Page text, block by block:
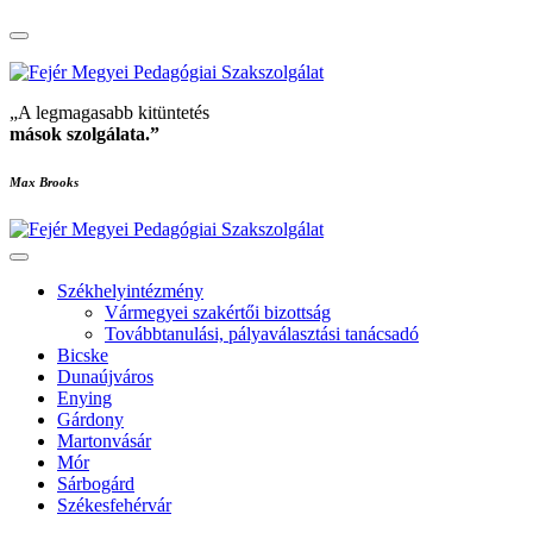
„A legmagasabb kitüntetés
mások szolgálata.”
Max Brooks
Székhelyintézmény
Vármegyei szakértői bizottság
Továbbtanulási, pályaválasztási tanácsadó
Bicske
Dunaújváros
Enying
Gárdony
Martonvásár
Mór
Sárbogárd
Székesfehérvár